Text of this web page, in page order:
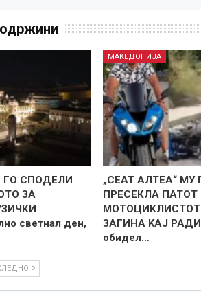
СПОДЕЛИ
ЗА
светнал ден,
МАКЕДОНИЈА
„СЕАТ АЛТЕА“ МУ
ПРЕСЕКЛА ПАТОТ
МОТОЦИКЛИСТОТ
ЗАГИНА KAJ
обидел…